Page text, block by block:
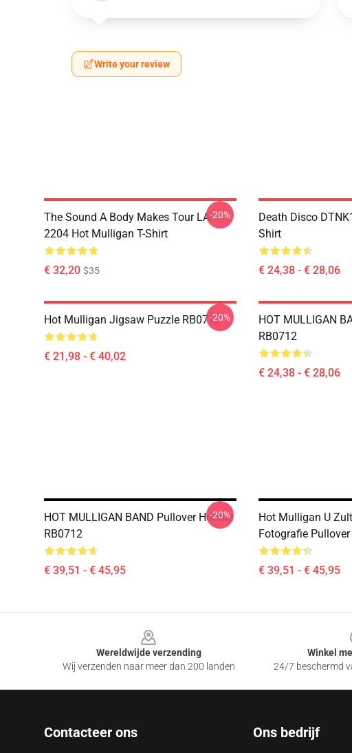
Write your review
The Sound A Body Makes Tour LA
2204 Hot Mulligan T-Shirt
€ 32,20 $35
-20%
Death Disco
Shirt
€ 24,38 - € 28,06
Hot Mulligan Jigsaw Puzzle RB0712
€ 21,98 - € 40,02
-20%
HOT MULLIGAN
RB0712
€ 24,38 - € 28,06
HOT MULLIGAN BAND Pullover Hoodie
RB0712
€ 39,51 - € 45,95
-20%
Hot Mulligan U
Fotografie
€ 39,51 - € 45,95
Wereldwijde verzending
Wij verzenden naar meer dan 200 landen
Winkel
24/7 beschermd
Contacteer ons Ons bedrijf